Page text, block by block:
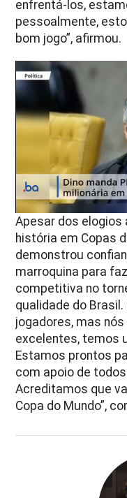
enfrentá-los,
pessoalmente,
bom jogo”, afirmou.
Apesar dos elogios
história em Copas
demonstrou
marroquina para
competitiva no
qualidade do
jogadores, mas
excelentes, temos
Estamos prontos
com apoio de
Acreditamos que
Copa do Mundo”,